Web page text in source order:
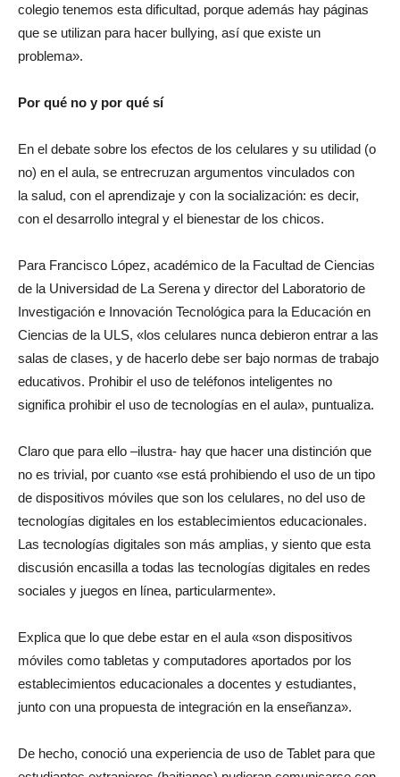
colegio tenemos esta dificultad, porque además hay páginas
que se utilizan para hacer bullying, así que existe un
problema».
Por qué no y por qué sí
En el debate sobre los efectos de los celulares y su utilidad (o
no) en el aula, se entrecruzan argumentos vinculados con
la salud, con el aprendizaje y con la socialización: es decir,
con el desarrollo integral y el bienestar de los chicos.
Para Francisco López, académico de la Facultad de Ciencias
de la Universidad de La Serena y director del Laboratorio de
Investigación e Innovación Tecnológica para la Educación en
Ciencias de la ULS, «los celulares nunca debieron entrar a las
salas de clases, y de hacerlo debe ser bajo normas de trabajo
educativos. Prohibir el uso de teléfonos inteligentes no
significa prohibir el uso de tecnologías en el aula», puntualiza.
Claro que para ello –ilustra- hay que hacer una distinción que
no es trivial, por cuanto «se está prohibiendo el uso de un tipo
de dispositivos móviles que son los celulares, no del uso de
tecnologías digitales en los establecimientos educacionales.
Las tecnologías digitales son más amplias, y siento que esta
discusión encasilla a todas las tecnologías digitales en redes
sociales y juegos en línea, particularmente».
Explica que lo que debe estar en el aula «son dispositivos
móviles como tabletas y computadores aportados por los
establecimientos educacionales a docentes y estudiantes,
junto con una propuesta de integración en la enseñanza».
De hecho, conoció una experiencia de uso de Tablet para que